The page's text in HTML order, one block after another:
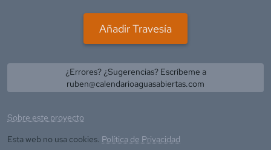
Añadir Travesía
¿Errores? ¿Sugerencias? Escríbeme a
ruben@calendarioaguasabiertas.com
Sobre este proyecto
Esta web no usa cookies. Política de Privacidad